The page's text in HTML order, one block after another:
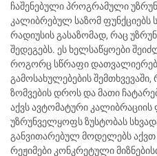
ჩაშენებული პროგრამული
კალიბრებულ საზომ ფუნქციებს
რადიუსის გასაზომად, რაც
შედეგებს. ეს ხელსაწყოები
როგორც სწრაფი
გამოსახულებების
ზომვების დროს და მათი
აქვს ავტომატური
უზრუნველყოფს ზუსტობას
განვითარებულ მოდელებს აქვთ
რეჟიმები კონკრეტული